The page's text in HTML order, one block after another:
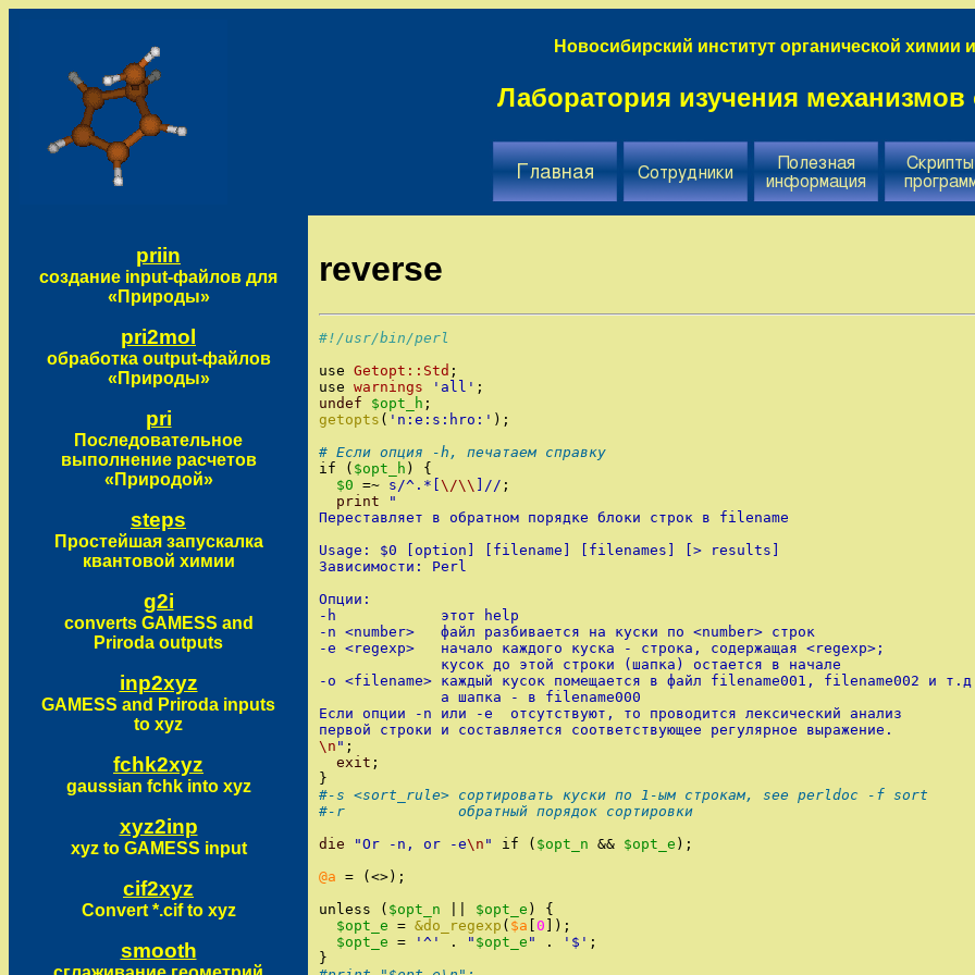
Новосибирский институт органической
Лаборатория изучения механизмов
priin
создание input-файлов для
«Природы»
pri2mol
обработка output-файлов
«Природы»
pri
Последовательное
выполнение расчетов
«Природой»
steps
Простейшая запускалка
квантовой химии
g2i
converts GAMESS and
Priroda outputs
inp2xyz
GAMESS and Priroda inputs
to xyz
fchk2xyz
gaussian fchk into xyz
xyz2inp
xyz to GAMESS input
cif2xyz
Convert *.cif to xyz
smooth
reverse
#!/usr/bin/perl
use Getopt::Std ;
use warnings ' all ' ;
undef
$opt_h ;
getopts ( ' n:e:s:hro: ' ) ;
# Если опция -h, печатаем справку
if
( $opt_h )
{
$0 =~ s/^.*[ \/\\ // ;
print
"
Переставляет в обратном порядке блоки строк в filename
Usage: $0 [option] [filename] [filenames] [> results]
Зависимости: Perl
Опции:
-h            этот help
-n <number>   файл разбивается на куски по <number> строк
-e <regexp>   начало каждого куска - строка, содержащая <regexp>;
              кусок до этой строки (шапка) остается в начале
-o <filename> каждый кусок помещается в файл filename001, filename002 и
              а шапка - в filename000
Если опции -n или -e  отсутствуют, то проводится лексический анализ
первой строки и составляется соответствующее регулярное выражение.
\n " ;
exit ;
}
#-s <sort_rule> сортировать куски по 1-ым строкам, see perldoc -f sort
#-r             обратный порядок сортировки
die
"Or -n, or -e\n " if ( $opt_n && $opt_e ) ;
@a = ( <> ) ;
unless
( $opt_n $opt_e )
{
$opt_e = &do_regexp ( $a 0 ) ;
$opt_e = ' ^ ' . " $opt_e " . ' $ ' ;
}